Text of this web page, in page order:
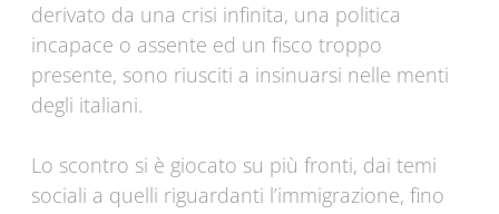
derivato da una crisi infinita, una politica
incapace o assente ed un fisco troppo
presente, sono riusciti a insinuarsi nelle menti
degli italiani.
Lo scontro si è giocato su più fronti, dai temi
sociali a quelli riguardanti l’immigrazione, fino